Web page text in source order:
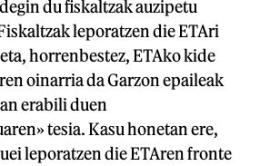
du fiskaltzak auzipetu
leporatzen die ETAri
horrenbestez, ETAko kide
oinarria da Garzon epaileak
erabili duen
tesia. Kasu honetan ere,
leporatzen die ETAren fronte